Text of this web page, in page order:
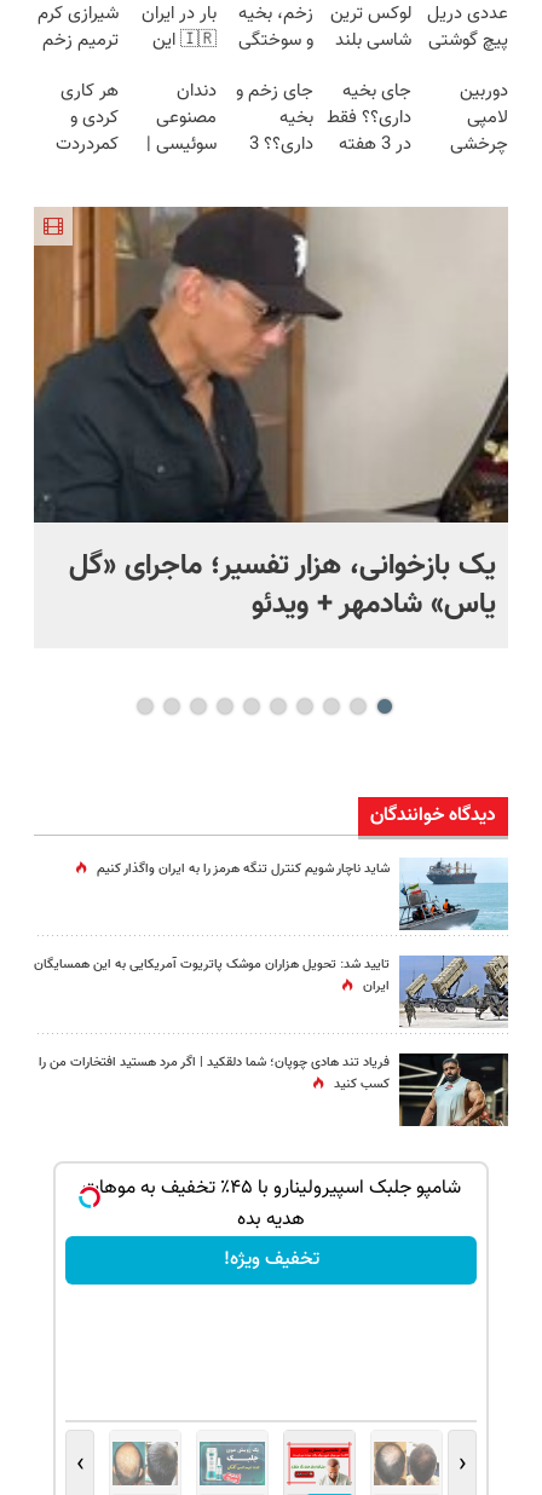
عددی دریل
پیچ گوشتی
(تخفیف به
مدت
محدود)
لوکس ترین
شاسی بلند
زخم، بخیه
و سوختگی
هفته!!😍
بار در ایران
🇮🇷 این
ترمیم کننده
23 روزه
ساخت!
شیرازی کرم
ترمیم زخم
ساخت!!!
دوربین
لامپی
چرخشی
جای بخیه
داری؟؟ فقط
در 3 هفته
جای زخم و
بخیه
داری؟؟ 3
دندان
مصنوعی
سوئیسی |
طبیعی!
ویزیت
رایگان+پرداخت
اقساطی😍
هر کاری
کردی و
کمردردت
پرسشنامه و
دریافت راه
یک بازخوانی، هزار تفسیر؛ ماجرای «گل
یاس» شادمهر + ویدئو
دیدگاه خوانندگان
شاید ناچار شویم کنترل تنگه هرمز را به ایران واگذار کنیم
تایید شد: تحویل هزاران موشک پاتریوت آمریکایی به این همسایگان
ایران
فریاد تند هادی چوپان؛‌ شما دلقکید | اگر مرد هستید افتخارات من را
کسب کنید
شامپو جلبک اسپیرولینارو با ۴۵٪ تخفیف به موهات
هدیه بده
تخفیف ویژه!
‹
›